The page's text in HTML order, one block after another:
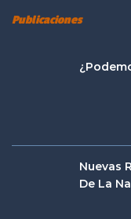
Publicaciones
Nuevas
De La